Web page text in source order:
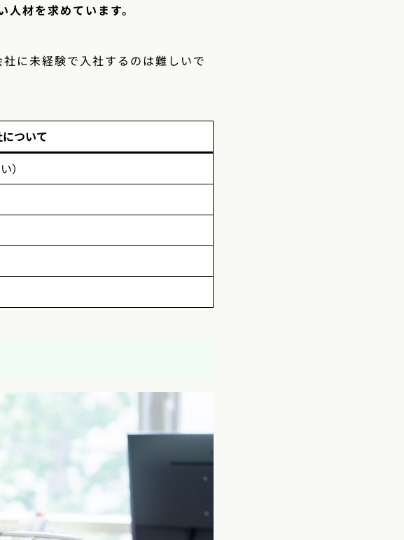
材を求めています。
に未経験で入社するのは難しいで
ついて
）